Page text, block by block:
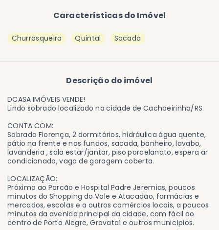
Características do Imóvel
Churrasqueira Quintal Sacada
Descrição do imóvel
DCASA IMÓVEIS VENDE!
Lindo sobrado localizado na cidade de Cachoeirinha/RS.
CONTA COM:
Sobrado Florença, 2 dormitórios, hidráulica água quente,
pátio na frente e nos fundos, sacada, banheiro, lavabo,
lavanderia , sala estar/jantar, piso porcelanato, espera ar
condicionado, vaga de garagem coberta.
LOCALIZAÇÃO:
Próximo ao Parcão e Hospital Padre Jeremias, poucos
minutos do Shopping do Vale e Atacadão, farmácias e
mercados, escolas e a outros comércios locais, a poucos
minutos da avenida principal da cidade, com fácil ao
centro de Porto Alegre, Gravataí e outros municípios.